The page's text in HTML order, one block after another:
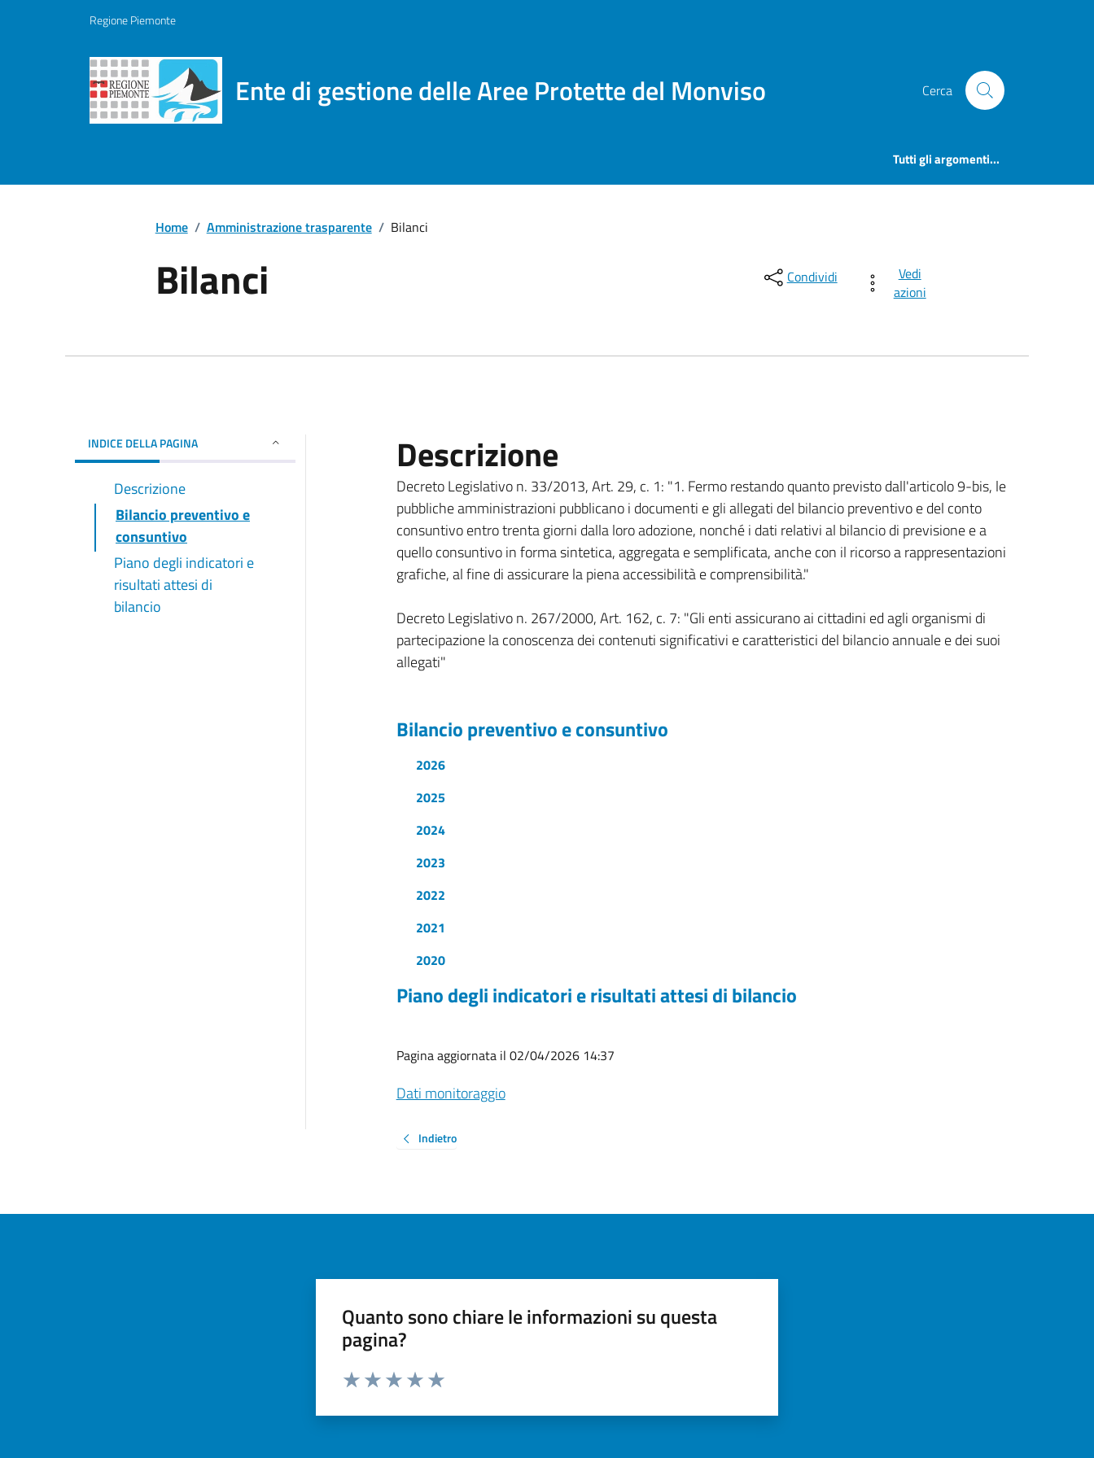
Regione Piemonte
Ente di gestione delle Aree Protette del Monviso Cerca
Tutti gli argomenti...
Home / Amministrazione trasparente / Bilanci
Bilanci Condividi
Vedi
azioni
INDICE DELLA PAGINA
Descrizione
Bilancio preventivo e
consuntivo
Piano degli indicatori e
risultati attesi di
bilancio
Descrizione
Decreto Legislativo n. 33/2013, Art. 29, c. 1: "1. Fermo restando quanto previsto dall'articolo 9-bis, le
pubbliche amministrazioni pubblicano i documenti e gli allegati del bilancio preventivo e del conto
consuntivo entro trenta giorni dalla loro adozione, nonché i dati relativi al bilancio di previsione e a
quello consuntivo in forma sintetica, aggregata e semplificata, anche con il ricorso a rappresentazioni
grafiche, al fine di assicurare la piena accessibilità e comprensibilità."
Decreto Legislativo n. 267/2000, Art. 162, c. 7: "Gli enti assicurano ai cittadini ed agli organismi di
partecipazione la conoscenza dei contenuti significativi e caratteristici del bilancio annuale e dei suoi
allegati"
Bilancio preventivo e consuntivo
2026
2025
2024
2023
2022
2021
2020
Piano degli indicatori e risultati attesi di bilancio
Pagina aggiornata il 02/04/2026 14:37
Dati monitoraggio
Indietro
Quanto sono chiare le informazioni su questa
pagina?
Valuta da 1 a 5 stelle la pagina